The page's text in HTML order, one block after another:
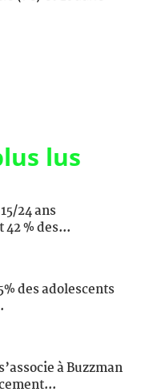
lus
24 ans
% des...
des adolescents
à Buzzman